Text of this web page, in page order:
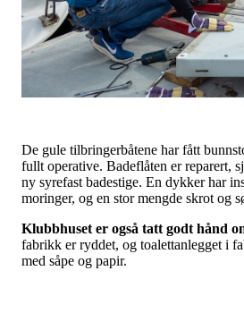
De gule tilbringerbåtene har fått
fullt operative. Badeflåten er reparert,
ny syrefast badestige. En dykker har
moringer, og en stor mengde skrot og
Klubbhuset er også tatt godt hånd
fabrikk er ryddet, og toalettanlegget i
med såpe og papir.